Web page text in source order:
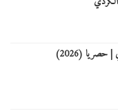
(2026)